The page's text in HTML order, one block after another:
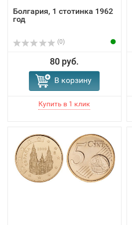
Болгария, 1 стотинка 1962
год
(0)
80 руб.
В корзину